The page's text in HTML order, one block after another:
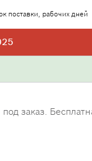
поставки, рабочих дней
заказ.